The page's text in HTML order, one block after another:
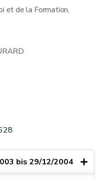
et de la Formation,
bis 29/12/2004